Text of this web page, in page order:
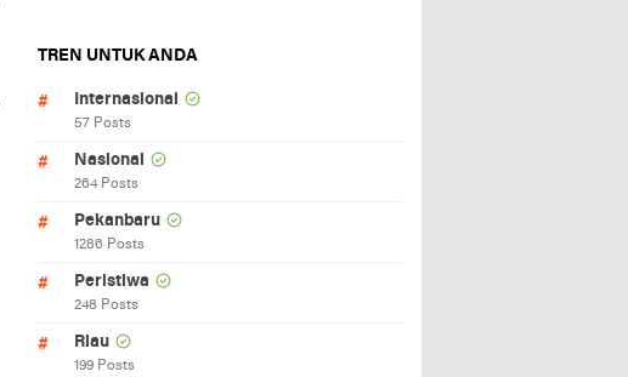
TREN UNTUK ANDA
Internasional
57 Posts
Nasional
264 Posts
Pekanbaru
1286 Posts
Peristiwa
248 Posts
Riau
199 Posts